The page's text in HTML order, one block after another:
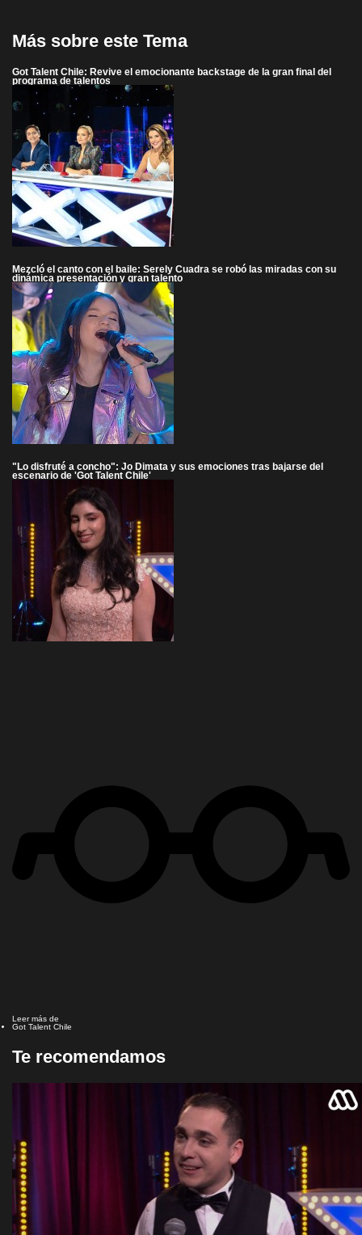
Más sobre este Tema
Got Talent Chile: Revive el emocionante backstage de la gran final del
programa de talentos
Mezcló el canto con el baile: Serely Cuadra se robó las miradas con su
dinámica presentación y gran talento
"Lo disfruté a concho": Jo Dimata y sus emociones tras bajarse del
escenario de 'Got Talent Chile'
Leer más de
Got Talent Chile
Te recomendamos